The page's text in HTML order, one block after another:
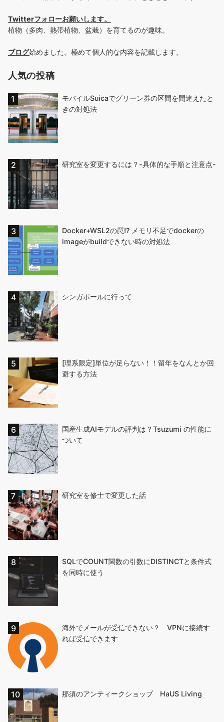
Twitterフォローお願いします。
植物（多肉、熱帯植物、盆栽）を育てるのが趣味。
ブログ始めました。極めて個人的な内容を記載します。
人気の投稿
モバイルSuicaでグリーン券の区間を間違えたと
きの対処法
研究室を変更するには？-具体的な手順と注意点-
Docker+WSL2の罠!? メモリ不足でdockerの
imageがbuildできない時の対処法
シンガポールに行って
[理系限定]単位が足らない！！留年をなんとか回
避する方法
国産生成AIモデルの評判は？Tsuzumi の性能に
ついて
研究室を修士で変更した話
SQLでCOUNT関数の引数にDISTINCTと条件式
を同時に使う
海外でメールが受信できない？ VPNに接続す
れば受信できます
那須のアンティークショップ HaUS Living